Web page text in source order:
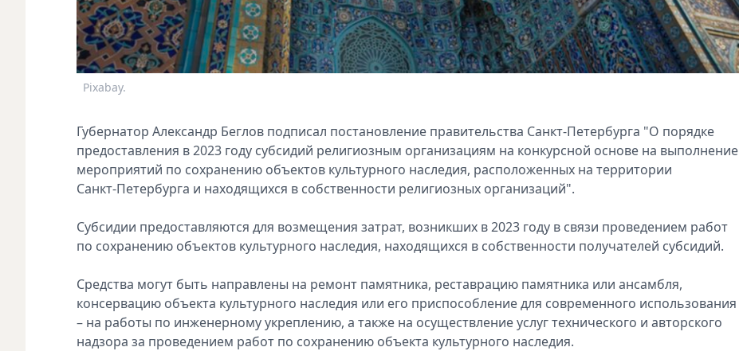
Pixabay.
Губернатор Александр Беглов подписал постановление правительства Санкт‑Петербурга "О порядке
предоставления в 2023 году субсидий религиозным организациям на конкурсной основе на выполнение
мероприятий по сохранению объектов культурного наследия, расположенных на территории
Санкт‑Петербурга и находящихся в собственности религиозных организаций".
Субсидии предоставляются для возмещения затрат, возникших в 2023 году в связи проведением работ
по сохранению объектов культурного наследия, находящихся в собственности получателей субсидий.
Средства могут быть направлены на ремонт памятника, реставрацию памятника или ансамбля,
консервацию объекта культурного наследия или его приспособление для современного использования
– на работы по инженерному укреплению, а также на осуществление услуг технического и авторского
надзора за проведением работ по сохранению объекта культурного наследия.